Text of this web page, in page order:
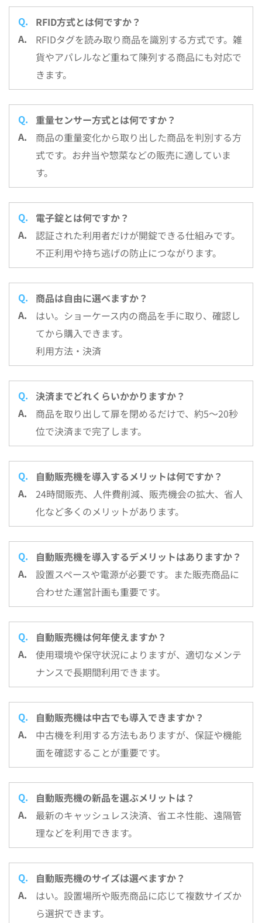
RFID方式とは何ですか？
RFIDタグを読み取り商品を識別する方式です。雑
貨やアパレルなど重ねて陳列する商品にも対応で
きます。
重量センサー方式とは何ですか？
商品の重量変化から取り出した商品を判別する方
式です。お弁当や惣菜などの販売に適していま
す。
電子錠とは何ですか？
認証された利用者だけが開錠できる仕組みです。
不正利用や持ち逃げの防止につながります。
商品は自由に選べますか？
はい。ショーケース内の商品を手に取り、確認し
てから購入できます。
利用方法・決済
決済までどれくらいかかりますか？
商品を取り出して扉を閉めるだけで、約5～20秒
位で決済まで完了します。
自動販売機を導入するメリットは何ですか？
24時間販売、人件費削減、販売機会の拡大、省人
化など多くのメリットがあります。
自動販売機を導入するデメリットはありますか？
設置スペースや電源が必要です。また販売商品に
合わせた運営計画も重要です。
自動販売機は何年使えますか？
使用環境や保守状況によりますが、適切なメンテ
ナンスで長期間利用できます。
自動販売機は中古でも導入できますか？
中古機を利用する方法もありますが、保証や機能
面を確認することが重要です。
自動販売機の新品を選ぶメリットは？
最新のキャッシュレス決済、省エネ性能、遠隔管
理などを利用できます。
自動販売機のサイズは選べますか？
はい。設置場所や販売商品に応じて複数サイズか
ら選択できます。